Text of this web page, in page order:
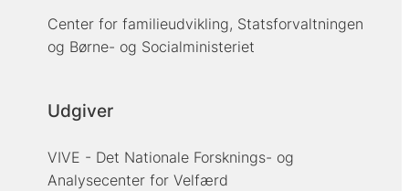
Center for familieudvikling, Statsforvaltningen
og Børne- og Socialministeriet
Udgiver
VIVE - Det Nationale Forsknings- og
Analysecenter for Velfærd